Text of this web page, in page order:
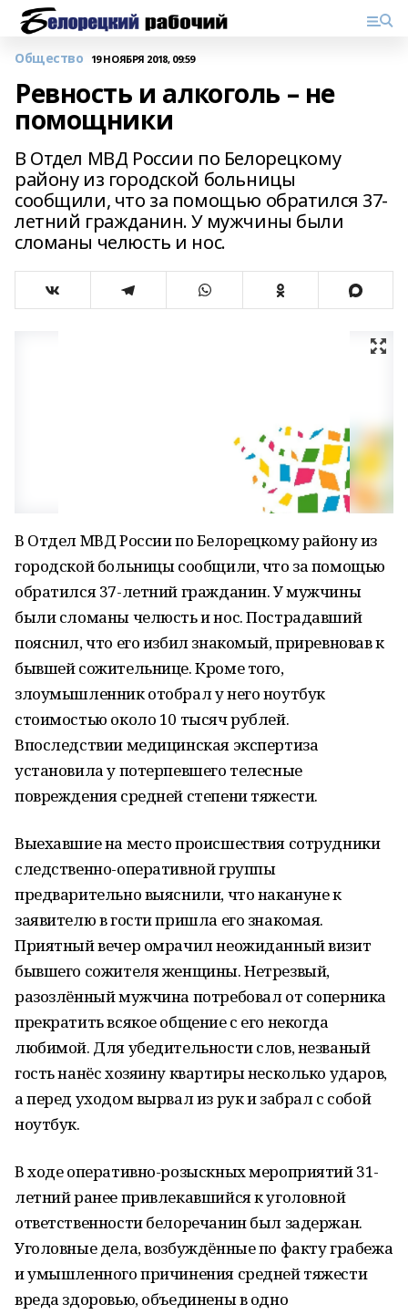
Общество 19 НОЯБРЯ 2018, 09:59
Ревность и алкоголь – не
помощники
В Отдел МВД России по Белорецкому
району из городской больницы
сообщили, что за помощью обратился 37-
летний гражданин. У мужчины были
сломаны челюсть и нос.
В Отдел МВД России по Белорецкому району из
городской больницы сообщили, что за помощью
обратился 37-летний гражданин. У мужчины
были сломаны челюсть и нос. Пострадавший
пояснил, что его избил знакомый, приревновав к
бывшей сожительнице. Кроме того,
злоумышленник отобрал у него ноутбук
стоимостью около 10 тысяч рублей.
Впоследствии медицинская экспертиза
установила у потерпевшего телесные
повреждения средней степени тяжести.
Выехавшие на место происшествия сотрудники
следственно-оперативной группы
предварительно выяснили, что накануне к
заявителю в гости пришла его знакомая.
Приятный вечер омрачил неожиданный визит
бывшего сожителя женщины. Нетрезвый,
разозлённый мужчина потребовал от соперника
прекратить всякое общение с его некогда
любимой. Для убедительности слов, незваный
гость нанёс хозяину квартиры несколько ударов,
а перед уходом вырвал из рук и забрал с собой
ноутбук.
В ходе оперативно-розыскных мероприятий 31-
летний ранее привлекавшийся к уголовной
ответственности белоречанин был задержан.
Уголовные дела, возбуждённые по факту грабежа
и умышленного причинения средней тяжести
вреда здоровью, объединены в одно